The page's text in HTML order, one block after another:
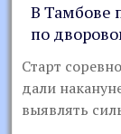
В Тамбове
по
Старт
дали
выявлять